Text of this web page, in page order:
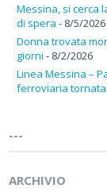
Messina, si cerca
di spera - 8/5/2026
Donna trovata
giorni - 8/2/2026
Linea Messina –
ferroviaria
---
ARCHIVIO